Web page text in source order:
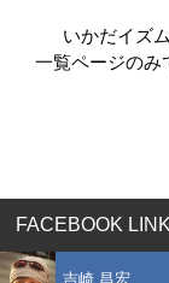
いかだイズ
一覧ページのみ
FACEBOOK LINK
吉崎 昌宏